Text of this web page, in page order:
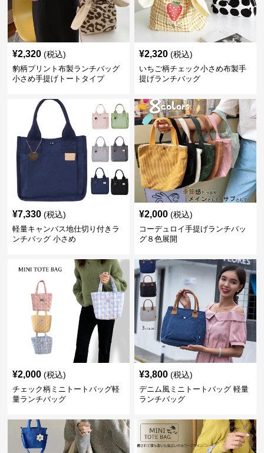
¥2,320 (税込)
豹柄プリント布製ランチバッグ
小さめ手提げトートタイプ
¥2,320 (税込)
いちご柄チェック小さめ布製手
提げランチバッグ
¥7,330 (税込)
軽量キャンバス地仕切り付きラ
ンチバッグ 小さめ
¥2,000 (税込)
コーデュロイ手提げランチバッ
グ８色展開
¥2,000 (税込)
チェック柄ミニトートバッグ軽
量ランチバッグ
¥3,800 (税込)
デニム風ミニトートバッグ 軽量
ランチバッグ